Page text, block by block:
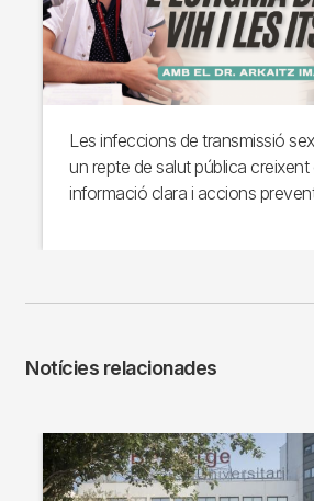
Les infeccions de transmissió
un repte de salut pública creixent
informació clara i accions
Notícies relacionades